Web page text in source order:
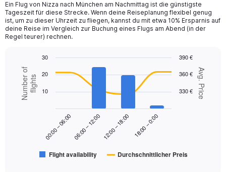
The
chart
has
1
displaying
values.
Range:
Ein Flug von Nizza nach München am Nachmittag ist die günstigste
Tageszeit für diese Strecke. Wenn deine Reiseplanung flexibel genug
ist, um zu dieser Uhrzeit zu fliegen, kannst du mit etwa 10% Ersparnis auf
deine Reise im Vergleich zur Buchung eines Flugs am Abend (in der
Regel teurer) rechnen.
Combination
chart
with
data
Chart
graphic.
Avg. Price
Number offlights
Flight availability Durchschnittlicher Preis
00:00 – 06:00 06:00 – 12:00 12:00 – 18:00 18:00 – 0:00
330 €
360 €
390 €
10
20
30